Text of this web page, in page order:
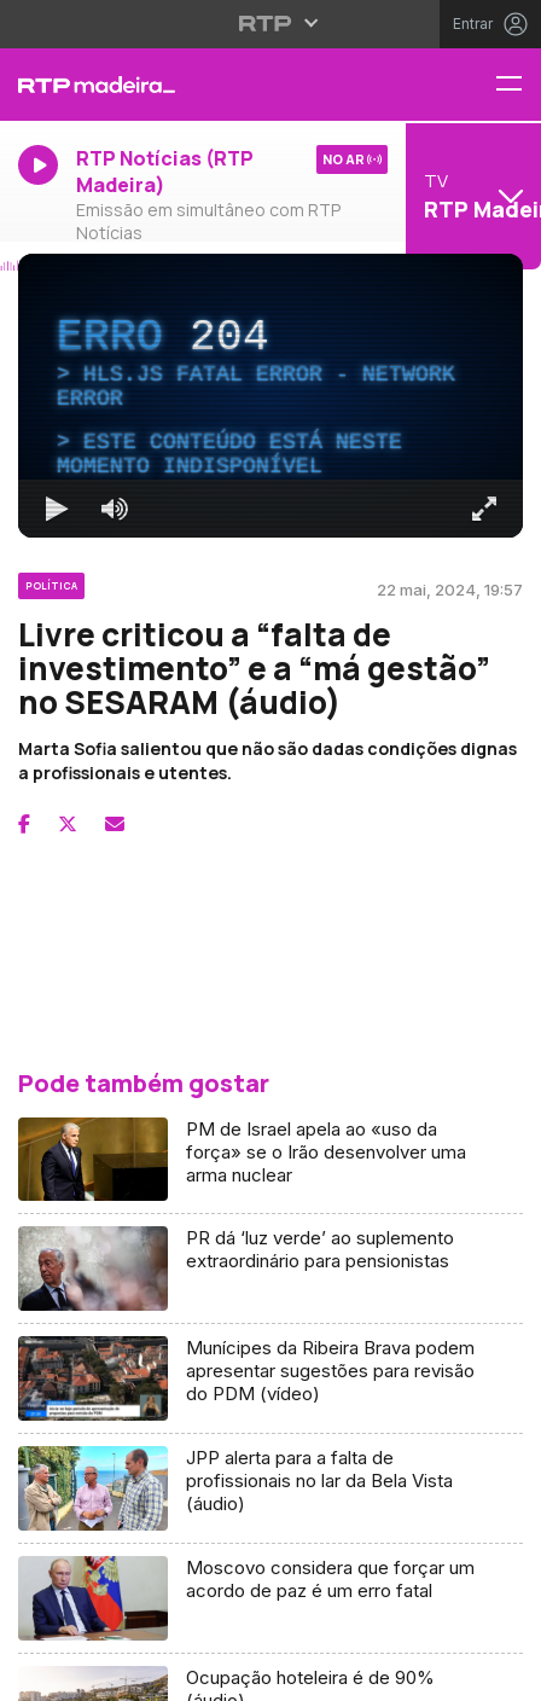
Entrar
RTP Notícias (RTP
Madeira)
Emissão em simultâneo com RTP
Notícias
NO AR
TV
RTP
ERRO204
HLS.JS FATAL ERROR - NETWORK
ERROR
ESTE CONTEÚDO ESTÁ NESTE
MOMENTO INDISPONÍVEL
POLÍTICA 22 mai, 2024, 19:57
Livre criticou a “falta de
investimento” e a “má gestão”
no SESARAM (áudio)
Marta Sofia salientou que não são dadas condições dignas
a profissionais e utentes.
Pode também gostar
PM de Israel apela ao «uso da
força» se o Irão desenvolver uma
arma nuclear
PR dá ‘luz verde’ ao suplemento
extraordinário para pensionistas
Munícipes da Ribeira Brava podem
apresentar sugestões para revisão
do PDM (vídeo)
JPP alerta para a falta de
profissionais no lar da Bela Vista
(áudio)
Moscovo considera que forçar um
acordo de paz é um erro fatal
Ocupação hoteleira é de 90%